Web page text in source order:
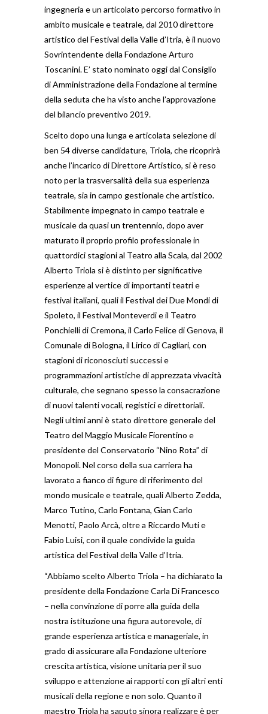
ingegneria e un articolato percorso formativo in
ambito musicale e teatrale, dal 2010 direttore
artistico del Festival della Valle d’Itria, è il nuovo
Sovrintendente della Fondazione Arturo
Toscanini. E’ stato nominato oggi dal Consiglio
di Amministrazione della Fondazione al termine
della seduta che ha visto anche l’approvazione
del bilancio preventivo 2019.
Scelto dopo una lunga e articolata selezione di
ben 54 diverse candidature, Triola, che ricoprirà
anche l’incarico di Direttore Artistico, si è reso
noto per la trasversalità della sua esperienza
teatrale, sia in campo gestionale che artistico.
Stabilmente impegnato in campo teatrale e
musicale da quasi un trentennio, dopo aver
maturato il proprio profilo professionale in
quattordici stagioni al Teatro alla Scala, dal 2002
Alberto Triola si è distinto per significative
esperienze al vertice di importanti teatri e
festival italiani, quali il Festival dei Due Mondi di
Spoleto, il Festival Monteverdi e il Teatro
Ponchielli di Cremona, il Carlo Felice di Genova, il
Comunale di Bologna, il Lirico di Cagliari, con
stagioni di riconosciuti successi e
programmazioni artistiche di apprezzata vivacità
culturale, che segnano spesso la consacrazione
di nuovi talenti vocali, registici e direttoriali.
Negli ultimi anni è stato direttore generale del
Teatro del Maggio Musicale Fiorentino e
presidente del Conservatorio “Nino Rota” di
Monopoli. Nel corso della sua carriera ha
lavorato a fianco di figure di riferimento del
mondo musicale e teatrale, quali Alberto Zedda,
Marco Tutino, Carlo Fontana, Gian Carlo
Menotti, Paolo Arcà, oltre a Riccardo Muti e
Fabio Luisi, con il quale condivide la guida
artistica del Festival della Valle d’Itria.
“Abbiamo scelto Alberto Triola – ha dichiarato la
presidente della Fondazione Carla Di Francesco
– nella convinzione di porre alla guida della
nostra istituzione una figura autorevole, di
grande esperienza artistica e manageriale, in
grado di assicurare alla Fondazione ulteriore
crescita artistica, visione unitaria per il suo
sviluppo e attenzione ai rapporti con gli altri enti
musicali della regione e non solo. Quanto il
maestro Triola ha saputo sinora realizzare è per